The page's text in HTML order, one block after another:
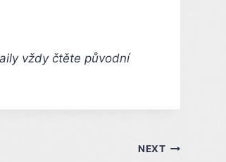
vždy čtěte původní
NEXT